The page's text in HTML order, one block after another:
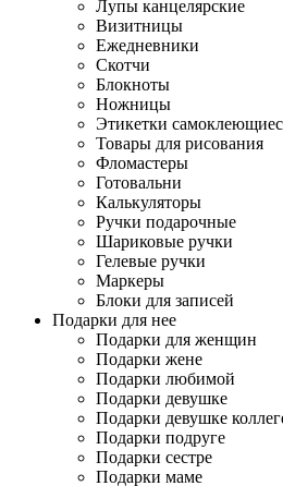
Лупы канцелярские
Визитницы
Ежедневники
Скотчи
Блокноты
Ножницы
Этикетки
Товары для рисования
Фломастеры
Готовальни
Калькуляторы
Ручки подарочные
Шариковые ручки
Гелевые ручки
Маркеры
Блоки для записей
Подарки для нее
Подарки для женщин
Подарки жене
Подарки любимой
Подарки девушке
Подарки девушке
Подарки подруге
Подарки сестре
Подарки маме